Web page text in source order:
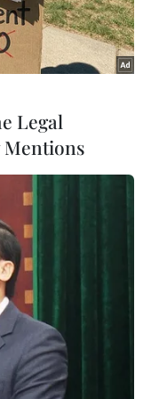
Toyota sang
tại NhậtBản,
xe này
về giá bằng
từ nhà máy
của Mỹ
xuất khẩu
HànQuốc.
gia đình bán
Mẫuxe trên
Legal
Mentions